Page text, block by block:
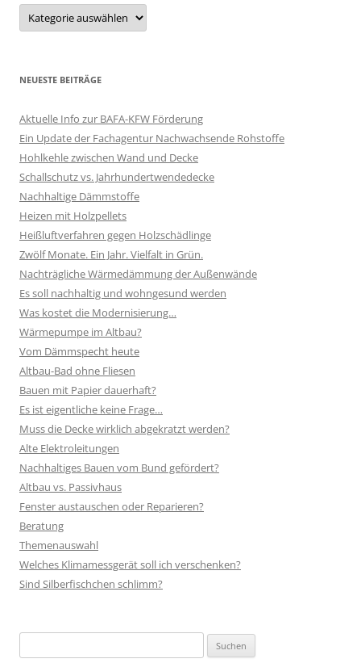
Themenauswahl
NEUESTE BEITRÄGE
Aktuelle Info zur BAFA-KFW Förderung
Ein Update der Fachagentur Nachwachsende Rohstoffe
Hohlkehle zwischen Wand und Decke
Schallschutz vs. Jahrhundertwendedecke
Nachhaltige Dämmstoffe
Heizen mit Holzpellets
Heißluftverfahren gegen Holzschädlinge
Zwölf Monate. Ein Jahr. Vielfalt in Grün.
Nachträgliche Wärmedämmung der Außenwände
Es soll nachhaltig und wohngesund werden
Was kostet die Modernisierung…
Wärmepumpe im Altbau?
Vom Dämmspecht heute
Altbau-Bad ohne Fliesen
Bauen mit Papier dauerhaft?
Es ist eigentliche keine Frage…
Muss die Decke wirklich abgekratzt werden?
Alte Elektroleitungen
Nachhaltiges Bauen vom Bund gefördert?
Altbau vs. Passivhaus
Fenster austauschen oder Reparieren?
Beratung
Themenauswahl
Welches Klimamessgerät soll ich verschenken?
Sind Silberfischchen schlimm?